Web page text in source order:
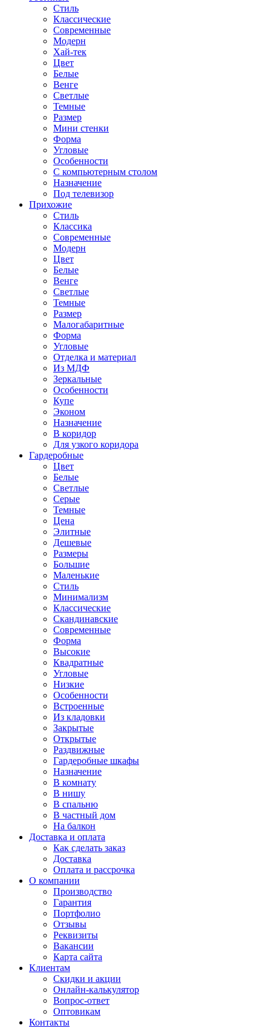
Стиль
Классические
Современные
Модерн
Хай-тек
Цвет
Белые
Венге
Светлые
Темные
Размер
Мини стенки
Форма
Угловые
Особенности
С компьютерным столом
Назначение
Под телевизор
Прихожие
Стиль
Классика
Современные
Модерн
Цвет
Белые
Венге
Светлые
Темные
Размер
Малогабаритные
Форма
Угловые
Отделка и материал
Из МДФ
Зеркальные
Особенности
Купе
Эконом
Назначение
В коридор
Для узкого коридора
Гардеробные
Цвет
Белые
Светлые
Серые
Темные
Цена
Элитные
Дешевые
Размеры
Большие
Маленькие
Стиль
Минимализм
Классические
Скандинавские
Современные
Форма
Высокие
Квадратные
Угловые
Низкие
Особенности
Встроенные
Из кладовки
Закрытые
Открытые
Раздвижные
Гардеробные шкафы
Назначение
В комнату
В нишу
В спальню
В частный дом
На балкон
Доставка и оплата
Как сделать заказ
Доставка
Оплата и рассрочка
О компании
Производство
Гарантия
Портфолио
Отзывы
Реквизиты
Вакансии
Карта сайта
Клиентам
Скидки и акции
Онлайн-калькулятор
Вопрос-ответ
Оптовикам
Контакты